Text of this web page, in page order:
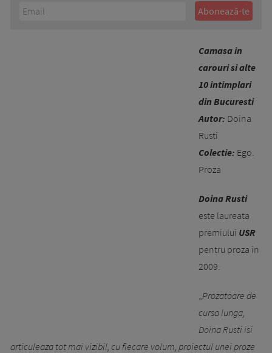
Camasa in
carouri si alte
10 intimplari
din Bucuresti
Autor: Doina
Rusti
Colectie: Ego.
Proza
Doina Rusti
este laureata
premiului USR
pentru proza in
2009.
„Prozatoare de
cursa lunga,
Doina Rusti isi
articuleaza tot mai vizibil, cu fiecare volum, proiectul unei proze